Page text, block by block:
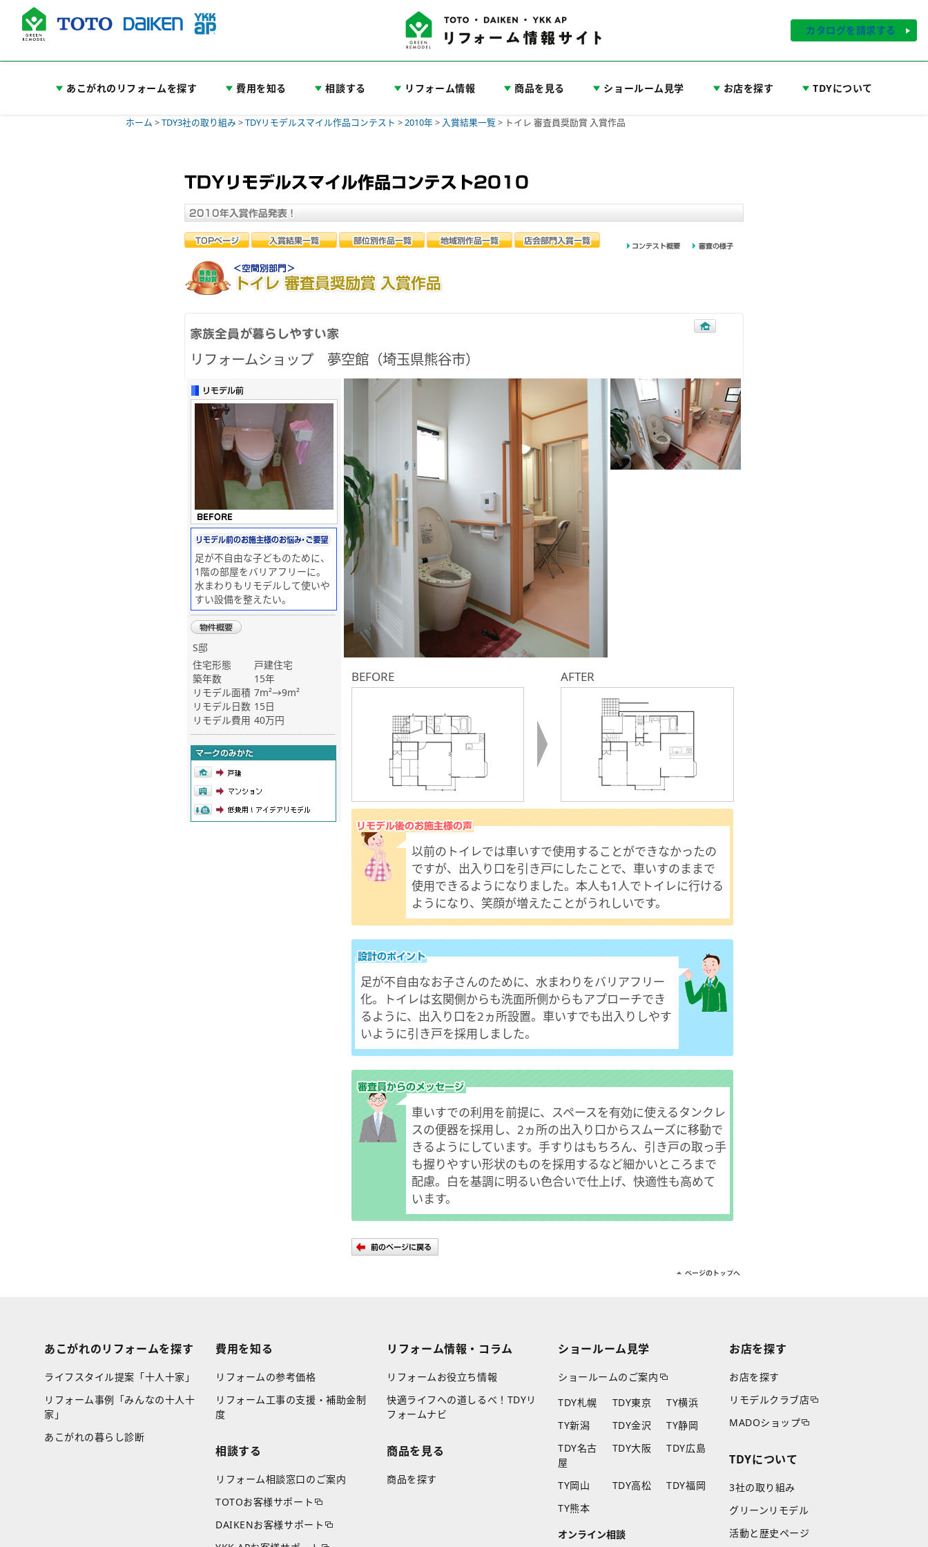
カタログを請求する
あこがれのリフォームを探す 費用を知る 相談する リフォーム情報 商品を見る ショールーム見学 お店を探す TDYについて
ホーム >TDY3社の取り組み >TDYリモデルスマイル作品コンテスト >2010年> 入賞結果一覧> トイレ 審査員奨励賞 入賞作品
リフォームショップ 夢空館（埼玉県熊谷市）
足が不自由な子どものために、
1階の部屋をバリアフリーに。
水まわりもリモデルして使いや
すい設備を整えたい。
S邸
住宅形態
戸建住宅
築年数
15年
リモデル面積 7m²→9m²
リモデル日数 15日
リモデル費用 40万円
BEFORE AFTER
以前のトイレでは車いすで使用することができなかったの
ですが、出入り口を引き戸にしたことで、車いすのままで
使用できるようになりました。本人も1人でトイレに行ける
ようになり、笑顔が増えたことがうれしいです。
足が不自由なお子さんのために、水まわりをバリアフリー
化。トイレは玄関側からも洗面所側からもアプローチでき
るように、出入り口を2ヵ所設置。車いすでも出入りしやす
いように引き戸を採用しました。
車いすでの利用を前提に、スペースを有効に使えるタンクレ
スの便器を採用し、2ヵ所の出入り口からスムーズに移動で
きるようにしています。手すりはもちろん、引き戸の取っ手
も握りやすい形状のものを採用するなど細かいところまで
配慮。白を基調に明るい色合いで仕上げ、快適性も高めて
います。
あこがれのリフォームを探す
ライフスタイル提案「十人十家」
リフォーム事例「みんなの十人十
家」
あこがれの暮らし診断
費用を知る
リフォームの参考価格
リフォーム工事の支援・補助金制
度
相談する
リフォーム相談窓口のご案内
TOTOお客様サポート
DAIKENお客様サポート
リフォーム情報・コラム
リフォームお役立ち情報
快適ライフへの道しるべ！TDYリ
フォームナビ
商品を見る
商品を探す
ショールーム見学
ショールームのご案内
TDY札幌
TDY東京
TY横浜
TY新潟
TDY金沢
TY静岡
TDY名古
屋
TDY大阪 TDY広島
TY岡山 TDY高松
TDY福岡
TY熊本
オンライン相談
お店を探す
お店を探す
リモデルクラブ店
MADOショップ
TDYについて
3社の取り組み
グリーンリモデル
活動と歴史ページ